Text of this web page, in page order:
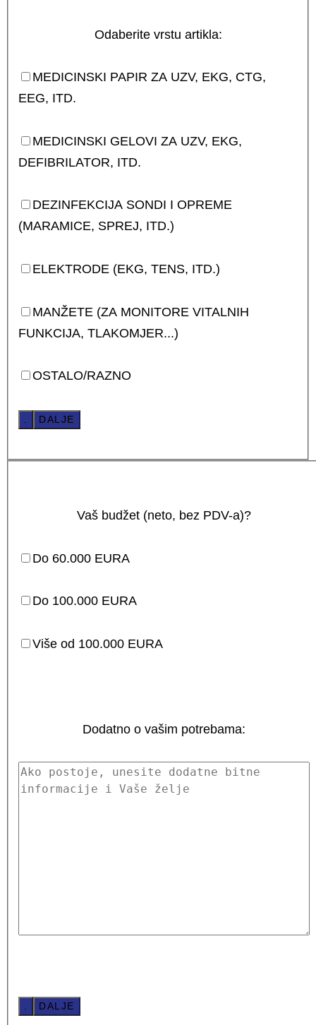
Odaberite vrstu artikla:
MEDICINSKI PAPIR ZA UZV, EKG, CTG,
EEG, ITD.
MEDICINSKI GELOVI ZA UZV, EKG,
DEFIBRILATOR, ITD.
DEZINFEKCIJA SONDI I OPREME
(MARAMICE, SPREJ, ITD.)
ELEKTRODE (EKG, TENS, ITD.)
MANŽETE (ZA MONITORE VITALNIH
FUNKCIJA, TLAKOMJER...)
OSTALO/RAZNO
DALJE
Vaš budžet (neto, bez PDV-a)?
Do 60.000 EURA
Do 100.000 EURA
Više od 100.000 EURA
Dodatno o vašim potrebama:
DALJE